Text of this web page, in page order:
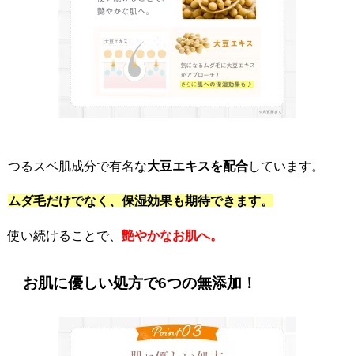
つるスベ肌成分で有名な大豆エキスを配合しています。
ムダ毛だけでなく、保湿効果も期待できます。
使い続けることで、 艶やかなお肌へ。
お肌に優しい処方で6つの無添加！